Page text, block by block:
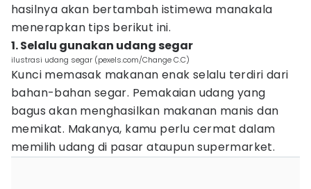
hasilnya akan bertambah istimewa manakala
menerapkan tips berikut ini.
1. Selalu gunakan udang segar
ilustrasi udang segar (pexels.com/Change C.C)
Kunci memasak makanan enak selalu terdiri dari
bahan-bahan segar. Pemakaian udang yang
bagus akan menghasilkan makanan manis dan
memikat. Makanya, kamu perlu cermat dalam
memilih udang di pasar ataupun supermarket.